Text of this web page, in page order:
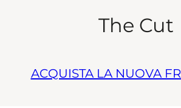
The Cut
ACQUISTA LA NUOVA